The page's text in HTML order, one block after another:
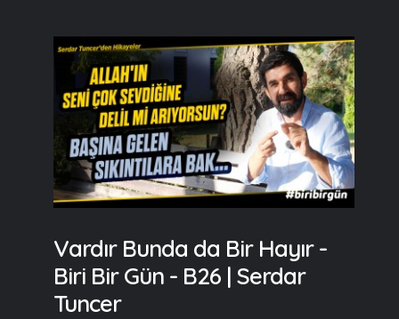
Vardır Bunda da Bir Hayır -
Biri Bir Gün - B26 | Serdar
Tuncer